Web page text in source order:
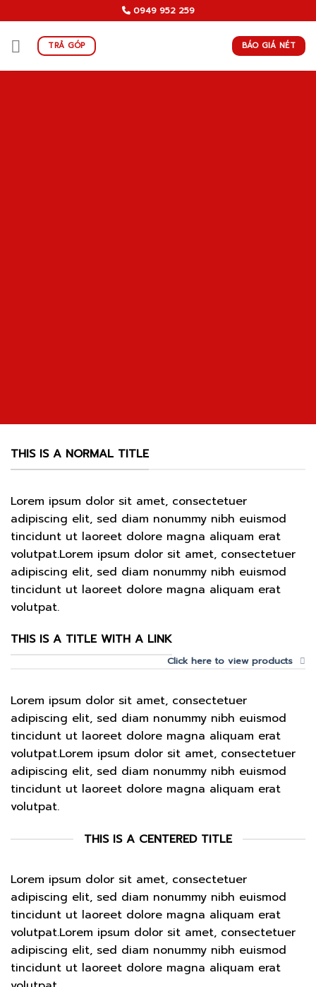
to
content
0949 952 259
TRẢ GÓP BÁO GIÁ NÉT
THIS IS A NORMAL TITLE
Lorem ipsum dolor sit amet, consectetuer
adipiscing elit, sed diam nonummy nibh euismod
tincidunt ut laoreet dolore magna aliquam erat
volutpat.Lorem ipsum dolor sit amet, consectetuer
adipiscing elit, sed diam nonummy nibh euismod
tincidunt ut laoreet dolore magna aliquam erat
volutpat.
THIS IS A TITLE WITH A LINK
Click here to view products
Lorem ipsum dolor sit amet, consectetuer
adipiscing elit, sed diam nonummy nibh euismod
tincidunt ut laoreet dolore magna aliquam erat
volutpat.Lorem ipsum dolor sit amet, consectetuer
adipiscing elit, sed diam nonummy nibh euismod
tincidunt ut laoreet dolore magna aliquam erat
volutpat.
THIS IS A CENTERED TITLE
Lorem ipsum dolor sit amet, consectetuer
adipiscing elit, sed diam nonummy nibh euismod
tincidunt ut laoreet dolore magna aliquam erat
volutpat.Lorem ipsum dolor sit amet, consectetuer
adipiscing elit, sed diam nonummy nibh euismod
tincidunt ut laoreet dolore magna aliquam erat